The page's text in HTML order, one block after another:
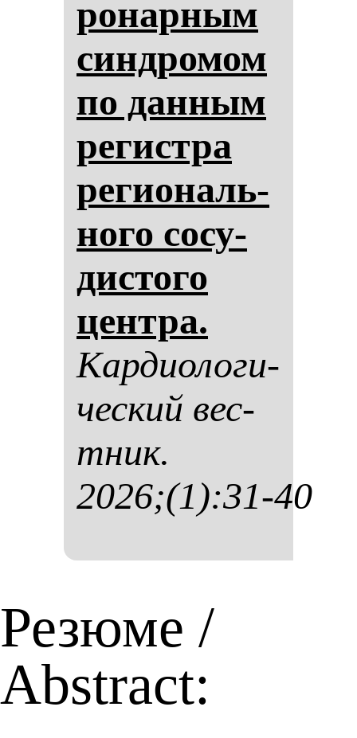
ро­нар­ным
син­дро­мом
по дан­ным
ре­гис­тра
ре­ги­ональ­
но­го со­су­
дис­то­го
цен­тра.
Кар­ди­оло­ги­
чес­кий вес­
тник.
2026;(1):31-40
Резюме /
Abstract: